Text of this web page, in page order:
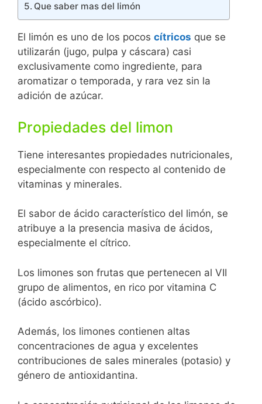
Que saber mas del limón
El limón es uno de los pocos cítricos que se
utilizarán (jugo, pulpa y cáscara) casi
exclusivamente como ingrediente, para
aromatizar o temporada, y rara vez sin la
adición de azúcar.
Propiedades del limon
Tiene interesantes propiedades nutricionales,
especialmente con respecto al contenido de
vitaminas y minerales.
El sabor de ácido característico del limón, se
atribuye a la presencia masiva de ácidos,
especialmente el cítrico.
Los limones son frutas que pertenecen al VII
grupo de alimentos, en rico por vitamina C
(ácido ascórbico).
Además, los limones contienen altas
concentraciones de agua y excelentes
contribuciones de sales minerales (potasio) y
género de antioxidantina.